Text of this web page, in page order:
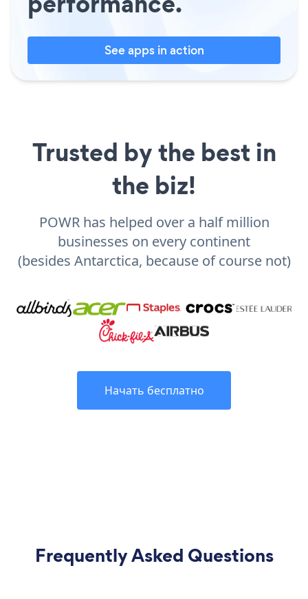
See apps in action
Trusted by the best in
the biz!
POWR has helped over a half million
businesses on every continent
(besides Antarctica, because of course not)
Начать бесплатно
Frequently Asked Questions